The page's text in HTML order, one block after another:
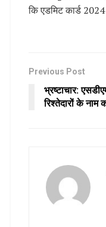
कि एडमिट कार्ड
Previous Post
भ्रष्टाचार:
रिश्तेदारों के नाम